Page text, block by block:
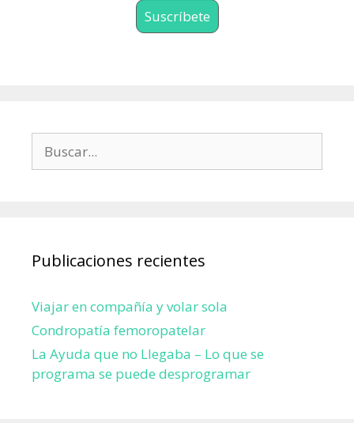
Suscríbete
Publicaciones recientes
Viajar en compañía y volar sola
Condropatía femoropatelar
La Ayuda que no Llegaba – Lo que se
programa se puede desprogramar